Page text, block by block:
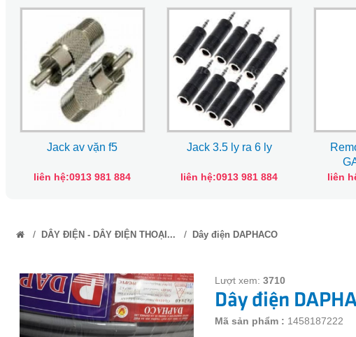
Jack av vặn f5
liên hệ:0913 981 884
Jack 3.5 ly ra 6 ly
liên hệ:0913 981 884 liên
/ DÂY ĐIỆN - DÂY ĐIỆN THOẠI... / Dây điện DAPHACO
Lượt xem: 3710
Dây điện
Mã sản phẩm : 1458187222